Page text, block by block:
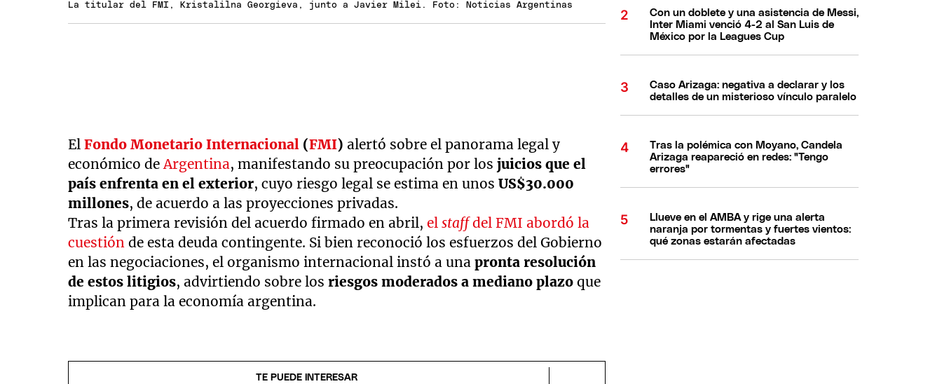
La titular del FMI, Kristalilna Georgieva, junto a Javier Milei. Foto: Noticias Argentinas
ElFondo Monetario Internacional (FMI) alertó sobre el panorama legal y
económico deArgentina, manifestando su preocupación por los juicios que el
país enfrenta en el exterior, cuyo riesgo legal se estima en unosUS$30.000
millones, de acuerdo a las proyecciones privadas.
Tras la primera revisión del acuerdo firmado en abril, elstaffdel FMI abordó la
cuestiónde esta deuda contingente. Si bien reconoció los esfuerzos del Gobierno
en las negociaciones, el organismo internacional instó a unapronta resolución
de estos litigios, advirtiendo sobre losriesgos moderados a mediano plazo que
implican para la economía argentina.
TE PUEDE INTERESAR
Con un doblete y una asistencia de Messi,
Inter Miami venció 4-2 al San Luis de
México por la Leagues Cup
Caso Arizaga: negativa a declarar y los
detalles de un misterioso vínculo paralelo
Tras la polémica con Moyano, Candela
Arizaga reapareció en redes: "Tengo
errores"
Llueve en el AMBA y rige una alerta
naranja por tormentas y fuertes vientos:
qué zonas estarán afectadas